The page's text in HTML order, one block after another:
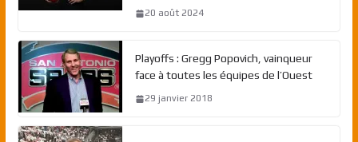
20 août 2024
Playoffs : Gregg Popovich, vainqueur
face à toutes les équipes de l’Ouest
29 janvier 2018